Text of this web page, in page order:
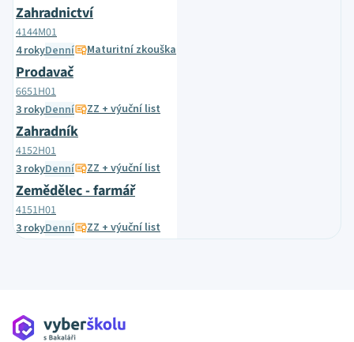
Zahradnictví
4144M01
4 rokyDenní Maturitní zkouška
Prodavač
6651H01
3 rokyDenní ZZ + výuční list
Zahradník
4152H01
3 rokyDenní ZZ + výuční list
Zemědělec - farmář
4151H01
3 rokyDenní ZZ + výuční list